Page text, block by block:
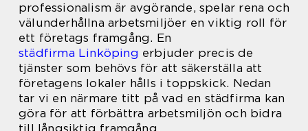
professionalism är avgörande, spelar rena och
välunderhållna arbetsmiljöer en viktig roll för
ett företags framgång. En
städfirma Linköping erbjuder precis de
tjänster som behövs för att säkerställa att
företagens lokaler hålls i toppskick. Nedan
tar vi en närmare titt på vad en städfirma kan
göra för att förbättra arbetsmiljön och bidra
till långsiktig framgång.